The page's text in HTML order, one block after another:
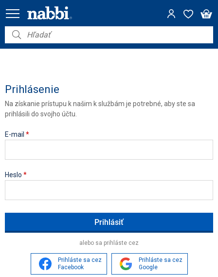
Nábytok
Dom a záhrada
Akcie
Prihlásenie
Na získanie prístupu k našim k službám je potrebné, aby ste sa
prihlásili do svojho účtu.
E-mail *
Heslo *
alebo sa prihláste cez
Prihláste sa cez
Facebook
Prihláste sa cez
Google